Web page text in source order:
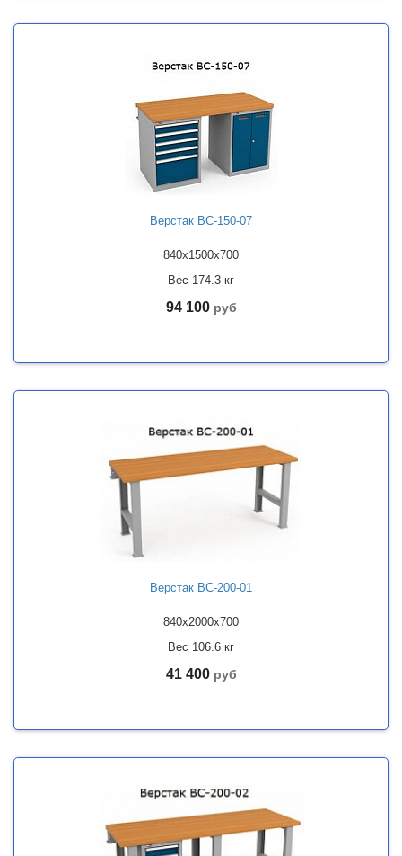
Верстак ВС-150-07
840x1500x700
Вес 174.3 кг
94 100 руб
Верстак ВС-200-01
840x2000x700
Вес 106.6 кг
41 400 руб